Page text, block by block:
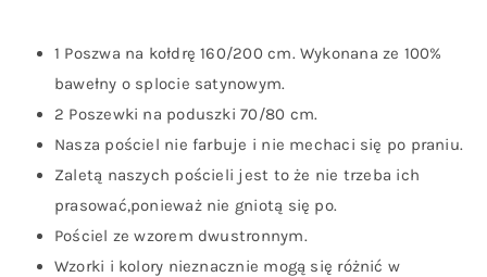
1 Poszwa na kołdrę 160/200 cm. Wykonana ze 100%
bawełny o splocie satynowym.
2 Poszewki na poduszki 70/80 cm.
Nasza pościel nie farbuje i nie mechaci się po praniu.
Zaletą naszych pościeli jest to że nie trzeba ich
prasować,ponieważ nie gniotą się po.
Pościel ze wzorem dwustronnym.
Wzorki i kolory nieznacznie mogą się różnić w